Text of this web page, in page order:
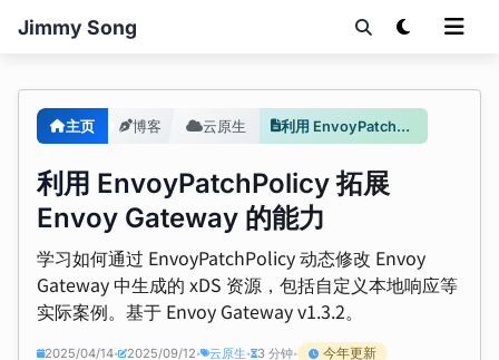
Jimmy Song
主页 博客 云原生 利用 EnvoyPatchPolicy 拓展 Envoy Gateway 的能力
利用 EnvoyPatchPolicy 拓展
Envoy Gateway 的能力
学习如何通过 EnvoyPatchPolicy 动态修改 Envoy
Gateway 中生成的 xDS 资源，包括自定义本地响应等
实际案例。基于 Envoy Gateway v1.3.2。
2025/04/14• 2025/09/12 • 云原生 • 3 分钟• 今年更新